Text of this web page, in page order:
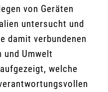
von Geräten
untersucht und
damit verbundenen
und Umwelt
welche